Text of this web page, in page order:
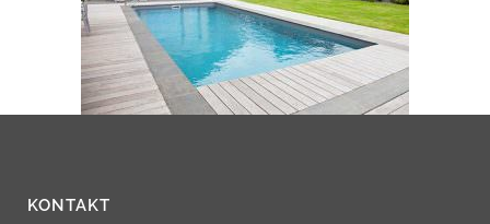
KONTAKT